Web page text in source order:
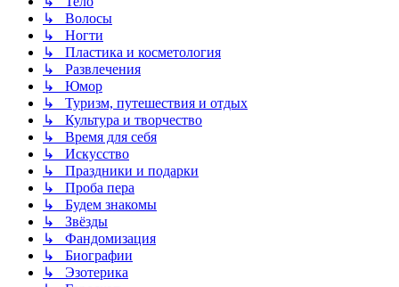
↳ Волосы
↳ Ногти
↳ Пластика и косметология
↳ Развлечения
↳ Юмор
↳ Туризм, путешествия и отдых
↳ Культура и творчество
↳ Время для себя
↳ Искусство
↳ Праздники и подарки
↳ Проба пера
↳ Будем знакомы
↳ Звёзды
↳ Фандомизация
↳ Биографии
↳ Эзотерика